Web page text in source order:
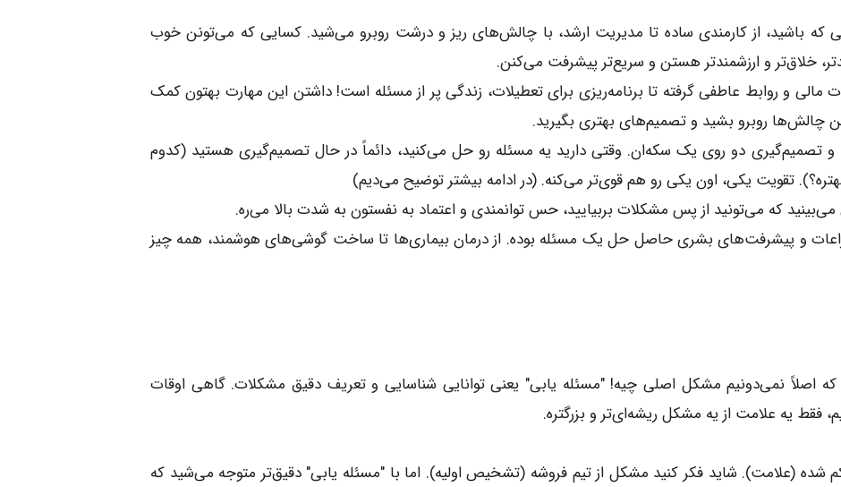
که باشید، از کارمندی ساده تا مدیریت ارشد، با چالش‌های ریز و درشت روبرو می‌شید. کسایی که می‌تونن خوب
خلاق‌تر و ارزشمندتر هستن و سریع‌تر پیشرفت می‌کنن.
مالی و روابط عاطفی گرفته تا برنامه‌ریزی برای تعطیلات، زندگی پر از مسئله است! داشتن این مهارت بهتون کمک
چالش‌ها روبرو بشید و تصمیم‌های بهتری بگیرید.
تصمیم‌گیری دو روی یک سکه‌ان. وقتی دارید یه مسئله رو حل می‌کنید، دائماً در حال تصمیم‌گیری هستید (کدوم
تقویت یکی، اون یکی رو هم قوی‌تر می‌کنه. (در ادامه بیشتر توضیح می‌دیم)
که می‌تونید از پس مشکلات بربیایید، حس توانمندی و اعتماد به نفستون به شدت بالا می‌ره.
و پیشرفت‌های بشری حاصل حل یک مسئله بوده. از درمان بیماری‌ها تا ساخت گوشی‌های هوشمند، همه چیز
اصلاً نمی‌دونیم مشکل اصلی چیه! "مسئله یابی" یعنی توانایی شناسایی و تعریف دقیق مشکلات. گاهی اوقات
فقط یه علامت از یه مشکل ریشه‌ای‌تر و بزرگتره.
(علامت). شاید فکر کنید مشکل از تیم فروشه (تشخیص اولیه). اما با "مسئله یابی" دقیق‌تر متوجه می‌شید که